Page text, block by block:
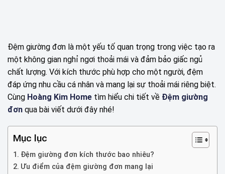
Đệm giường đơn là một yếu tố quan trọng trong việc tạo ra
một không gian nghỉ ngơi thoải mái và đảm bảo giấc ngủ
chất lượng. Với kích thước phù hợp cho một người, đệm
đáp ứng nhu cầu cá nhân và mang lại sự thoải mái riêng biệt.
Cùng Hoàng Kim Home tìm hiểu chi tiết về Đệm giường
đơn qua bài viết dưới đây nhé!
Mục lục
Đệm giường đơn kích thước bao nhiêu?
Ưu điểm của đệm giường đơn mang lại